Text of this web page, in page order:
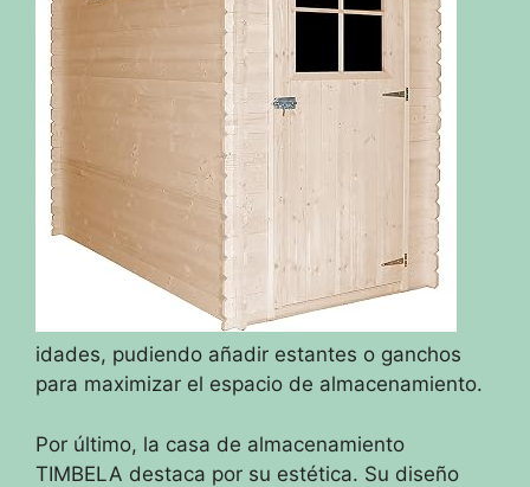
idades, pudiendo añadir estantes o ganchos
para maximizar el espacio de almacenamiento.
Por último, la casa de almacenamiento
TIMBELA destaca por su estética. Su diseño